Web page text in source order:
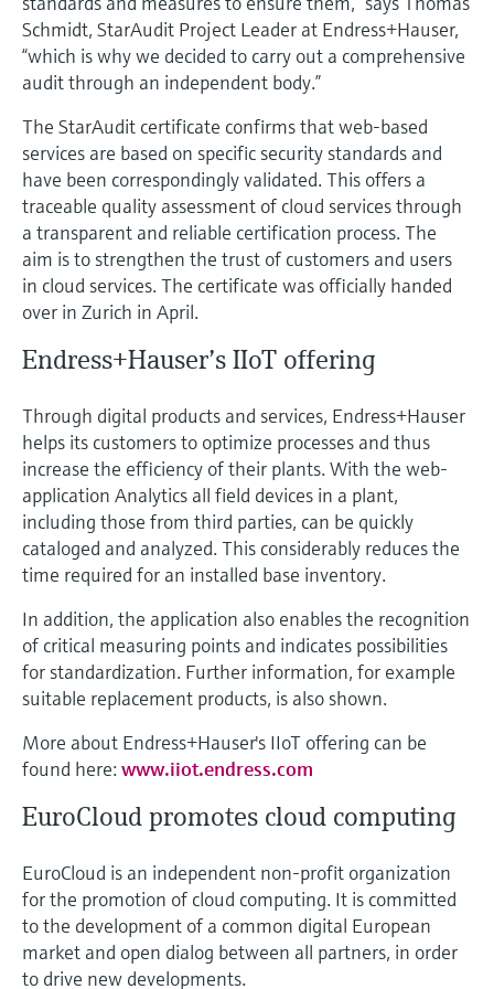
l'application
Device Viewer
Trouver des informations et de la
documentation spécifiques à un produit
Recherche de pièces détachées
Trouvez la bonne pièce de rechange en
tapant la racine/le code du produit et
accédez aux données spécifiques, vues
éclatées et notices de montage des appareils
pour un remplacement/réparation rapide.
Mesure du niveau par barrière à
micro-ondes
Mesure du niveau par la pression
Voir tous
Analyseurs de dureté, fer, etc.
Photomètres de process
Mesure par transmission de micro-
ondes
Technologie Memosens
Voir tous
décisionnels
Schmidt, StarAudit Project Leader at Endress+Hauser,
“which is why we decided to carry out a comprehensive
audit through an independent body.”
The StarAudit certificate confirms that web-based
services are based on specific security standards and
have been correspondingly validated. This offers a
traceable quality assessment of cloud services through
a transparent and reliable certification process. The
aim is to strengthen the trust of customers and users
in cloud services. The certificate was officially handed
over in Zurich in April.
Endress+Hauser’s IIoT offering
Through digital products and services, Endress+Hauser
helps its customers to optimize processes and thus
increase the efficiency of their plants. With the web-
application Analytics all field devices in a plant,
including those from third parties, can be quickly
cataloged and analyzed. This considerably reduces the
time required for an installed base inventory.
In addition, the application also enables the recognition
of critical measuring points and indicates possibilities
for standardization. Further information, for example
suitable replacement products, is also shown.
More about Endress+Hauser's IIoT offering can be
found here: www.iiot.endress.com
EuroCloud promotes cloud computing
EuroCloud is an independent non-profit organization
for the promotion of cloud computing. It is committed
to the development of a common digital European
market and open dialog between all partners, in order
to drive new developments.